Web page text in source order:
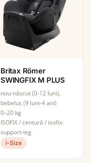
Britax Römer
SWINGFIX M PLUS
nou-născut (0-12 luni),
bebeluș (9 luni-4 ani)
0–20 kg
ISOFIX / centură / isofix-
support-leg
i-Size